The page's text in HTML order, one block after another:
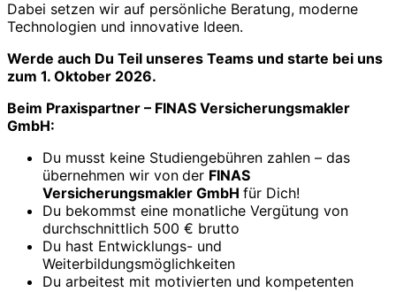
Dabei setzen wir auf persönliche Beratung, moderne
Technologien und innovative Ideen.
Werde auch Du Teil unseres Teams und starte bei uns
zum 1. Oktober 2026.
Beim Praxispartner – FINAS Versicherungsmakler
GmbH:
Du musst keine Studiengebühren zahlen – das
übernehmen wir von der FINAS
Versicherungsmakler GmbH für Dich!
Du bekommst eine monatliche Vergütung von
durchschnittlich 500 € brutto
Du hast Entwicklungs- und
Weiterbildungsmöglichkeiten
Du arbeitest mit motivierten und kompetenten